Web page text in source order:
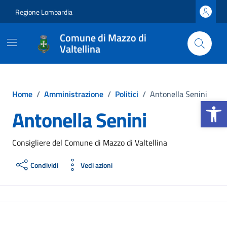
Apri la
Regione Lombardia
Comune di Mazzo di
Valtellina
Home / Amministrazione / Politici / Antonella Senini
Antonella Senini
Consigliere del Comune di Mazzo di Valtellina
Condividi Vedi azioni